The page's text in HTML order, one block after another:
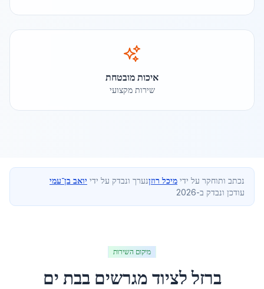
איכות מובטחת
שירות מקצועי
נכתב ותוחקר על ידי מיכל רוזןנערך ונבדק על ידי יואב בן־עמי
עודכן ונבדק ב-2026
מיקום השירות
ברזל לציוד מגרשים בבת ים